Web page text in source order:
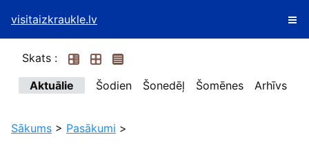
visitaizkraukle.lv
Skats :
Aktuālie
Šodien Šonedēļ Šomēnes Arhīvs
Sākums > Pasākumi >